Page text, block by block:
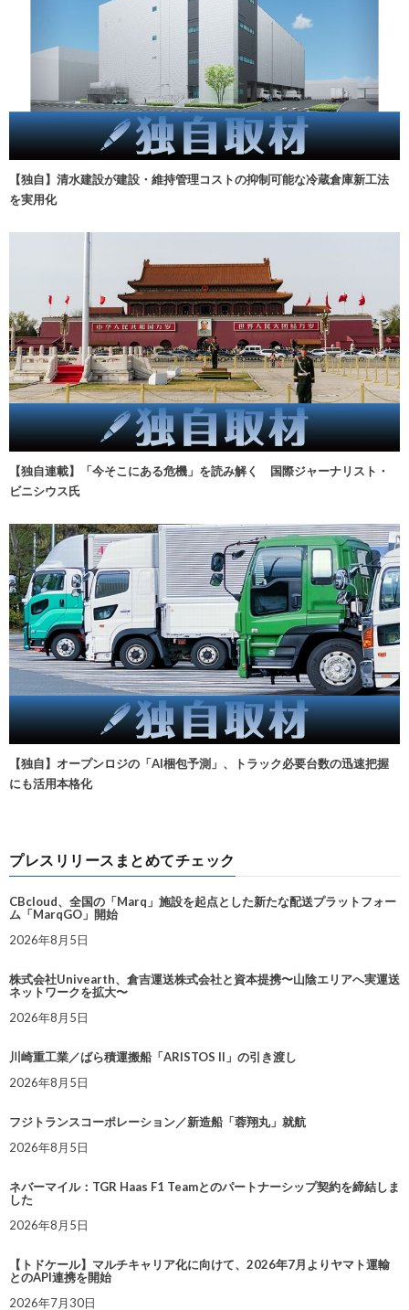
【独自】清水建設が建設・維持管理コストの抑制可能な冷蔵倉庫新工法
を実用化
【独自連載】「今そこにある危機」を読み解く 国際ジャーナリスト・
ビニシウス氏
【独自】オープンロジの「AI梱包予測」、トラック必要台数の迅速把握
にも活用本格化
プレスリリースまとめてチェック
CBcloud、全国の「Marq」施設を起点とした新たな配送プラットフォー
ム「MarqGO」開始
2026年8月5日
株式会社Univearth、倉吉運送株式会社と資本提携〜山陰エリアへ実運送
ネットワークを拡大〜
2026年8月5日
川崎重工業／ばら積運搬船「ARISTOS II」の引き渡し
2026年8月5日
フジトランスコーポレーション／新造船「蓉翔丸」就航
2026年8月5日
ネバーマイル：TGR Haas F1 Teamとのパートナーシップ契約を締結しま
した
2026年8月5日
【トドケール】マルチキャリア化に向けて、2026年7月よりヤマト運輸
とのAPI連携を開始
2026年7月30日